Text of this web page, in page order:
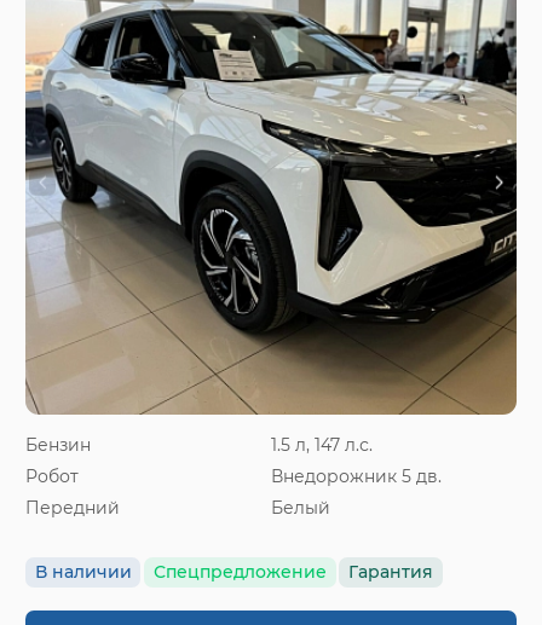
Бензин
1.5 л, 147 л.с.
Робот
Внедорожник 5 дв.
Передний
Белый
В наличии Спецпредложение Гарантия